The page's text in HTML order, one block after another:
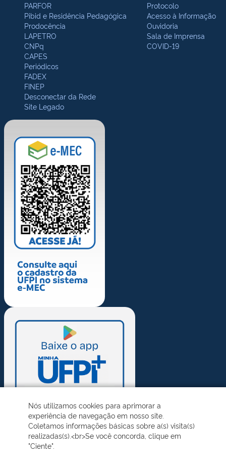
PARFOR
Pibid e Residência Pedagógica
Prodocência
LAPETRO
CNPq
CAPES
Periódicos
FADEX
FINEP
Desconectar da Rede
Site Legado
Protocolo
Acesso à Informação
Ouvidoria
Sala de Imprensa
COVID-19
Nós utilizamos cookies para aprimorar a
experiência de navegação em nosso site.
Coletamos informações básicas sobre a(s) visita(s)
realizadas(s).<br>Se você concorda, clique em
"Ciente".